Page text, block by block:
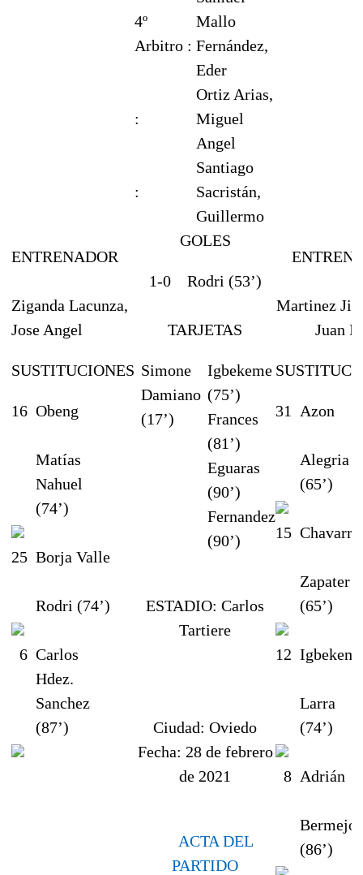
4º
Arbitro :
Mallo
Fernández,
Eder
:
Ortiz Arias,
Miguel
Angel
:
Santiago
Sacristán,
Guillermo
ENTRENADOR
Ziganda Lacunza,
Jose Angel
SUSTITUCIONES
16 Obeng
Matías
Nahuel
(74’)
25 Borja Valle
Rodri (74’)
6 Carlos
Hdez.
Sanchez
(87’)
GOLES
1-0 Rodri (53’)
TARJETAS
Simone
Damiano
(17’)
Igbekeme
(75’)
Frances
(81’)
Eguaras
(90’)
Fernandez
(90’)
ESTADIO: Carlos
Tartiere
Ciudad: Oviedo
Fecha: 28 de febrero
de 2021
ACTA DEL
PARTIDO
Martinez
Juan
31 Azon
Alegria
(65’)
15
Zapater
(65’)
12
Larra
(74’)
8 Adrián
Bermejo
(86’)